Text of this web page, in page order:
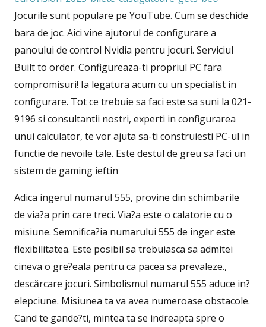
Jocurile sunt populare pe YouTube. Cum se deschide
bara de joc. Aici vine ajutorul de configurare a
panoului de control Nvidia pentru jocuri. Serviciul
Built to order. Configureaza-ti propriul PC fara
compromisuri! Ia legatura acum cu un specialist in
configurare. Tot ce trebuie sa faci este sa suni la 021-
9196 si consultantii nostri, experti in configurarea
unui calculator, te vor ajuta sa-ti construiesti PC-ul in
functie de nevoile tale. Este destul de greu sa faci un
sistem de gaming ieftin
Adica ingerul numarul 555, provine din schimbarile
de via?a prin care treci. Via?a este o calatorie cu o
misiune. Semnifica?ia numarului 555 de inger este
flexibilitatea. Este posibil sa trebuiasca sa admitei
cineva o gre?eala pentru ca pacea sa prevaleze.,
descărcare jocuri. Simbolismul numarul 555 aduce in?
elepciune. Misiunea ta va avea numeroase obstacole.
Cand te gande?ti, mintea ta se indreapta spre o